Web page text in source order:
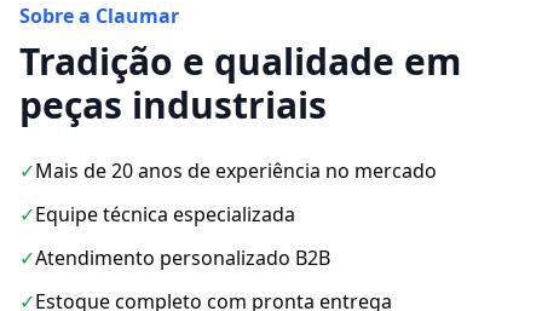
Sobre a Claumar
Tradição e qualidade em
peças industriais
✓Mais de 20 anos de experiência no mercado
✓Equipe técnica especializada
✓Atendimento personalizado B2B
✓Estoque completo com pronta entrega